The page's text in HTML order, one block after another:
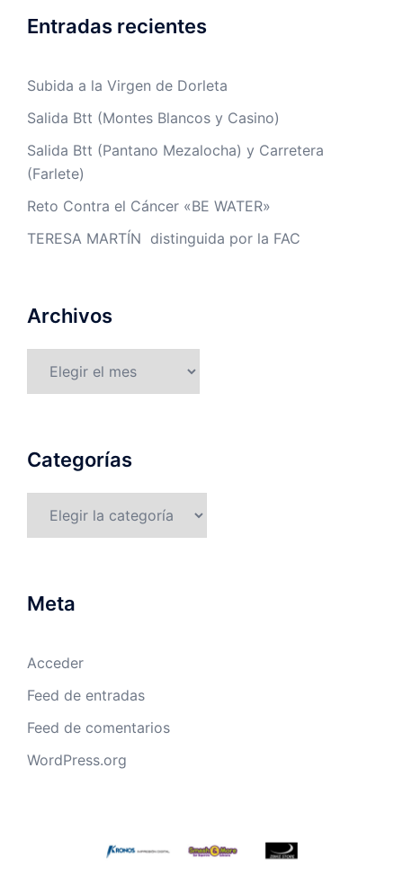
Entradas recientes
Subida a la Virgen de Dorleta
Salida Btt (Montes Blancos y Casino)
Salida Btt (Pantano Mezalocha) y Carretera
(Farlete)
Reto Contra el Cáncer «BE WATER»
TERESA MARTÍN distinguida por la FAC
Archivos
Categorías
Meta
Acceder
Feed de entradas
Feed de comentarios
WordPress.org